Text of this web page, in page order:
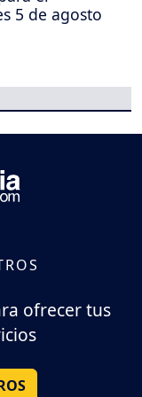
5 de agosto
ofrecer tus